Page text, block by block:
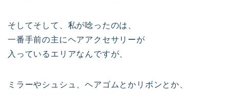
そしてそして、私が唸ったのは、
一番手前の主にヘアアクセサリーが
入っているエリアなんですが、
ミラーやシュシュ、ヘアゴムとかリボンとか、